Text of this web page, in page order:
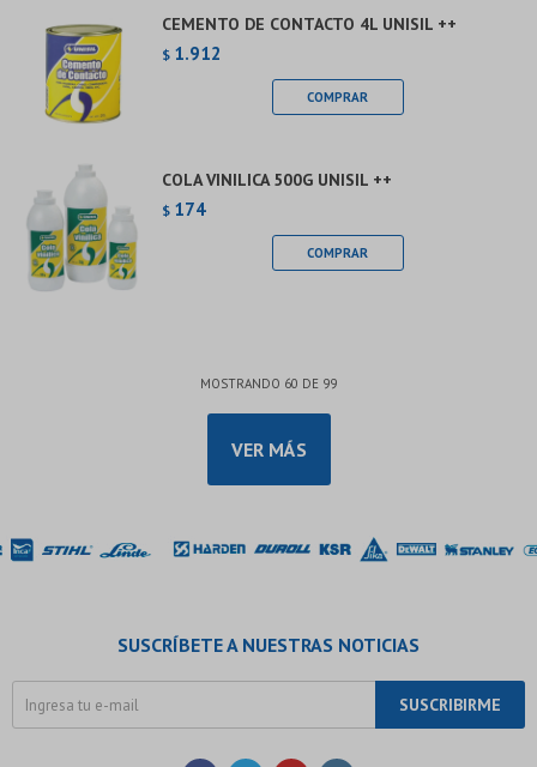
CEMENTO DE CONTACTO 4L UNISIL ++
$ 1.912
COLA VINILICA 500G UNISIL ++
$ 174
MOSTRANDO 60 DE 99
VER MÁS
SUSCRÍBETE A NUESTRAS NOTICIAS
SUSCRIBIRME